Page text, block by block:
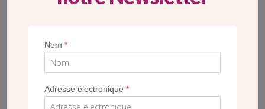
Nom*
Adresse électronique*